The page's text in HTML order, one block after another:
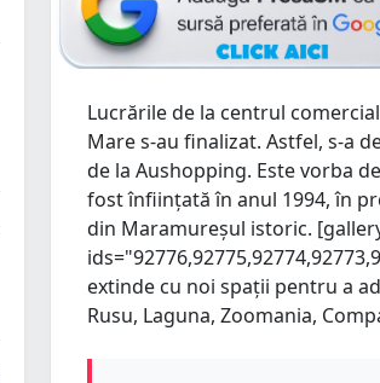
Lucrările de la centrul
Mare s-au finalizat. Astfel, s-a
de la Aushopping. Este vorba
fost înființată în anul 1994, în
din Maramureșul istoric.
extinde cu noi spații pentru a
Rusu, Laguna, Zoomania,